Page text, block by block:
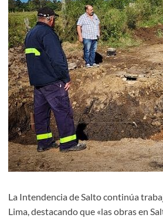
La Intendencia de Salto continúa
Lima, destacando que «las obras en